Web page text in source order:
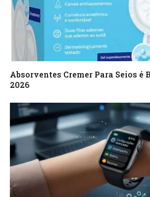
Absorventes Cremer Para Seios é
2026